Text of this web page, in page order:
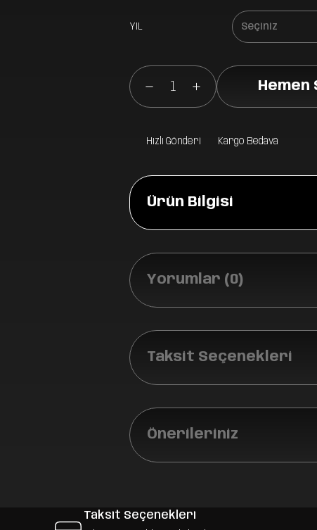
YIL
Hemen
Hızlı Gönderi Kargo Bedava
Ürün Bilgisi
Yorumlar (0)
Taksit Seçenekleri
Önerileriniz
Taksit Seçenekleri